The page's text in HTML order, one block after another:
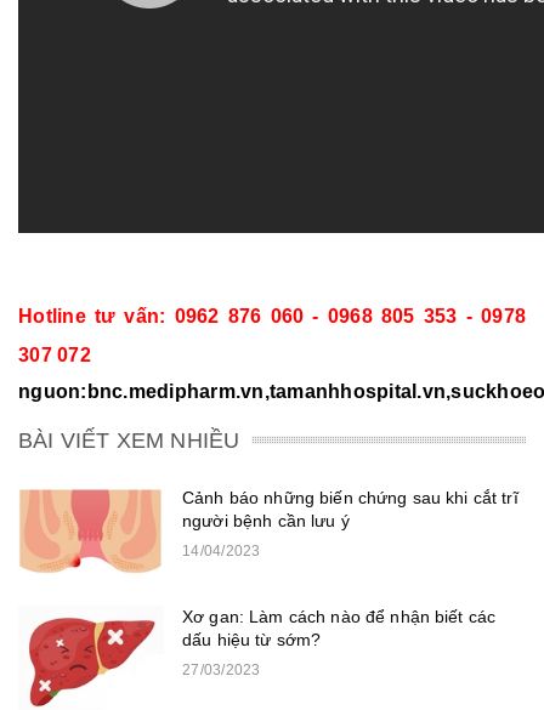
Hotline tư vấn: 0962 876 060 - 0968 805 353 - 0978
307 072
BÀI VIẾT XEM NHIỀU
Cảnh báo những biến chứng sau khi cắt trĩ
người bệnh cần lưu ý
14/04/2023
Xơ gan: Làm cách nào để nhận biết các
dấu hiệu từ sớm?
27/03/2023